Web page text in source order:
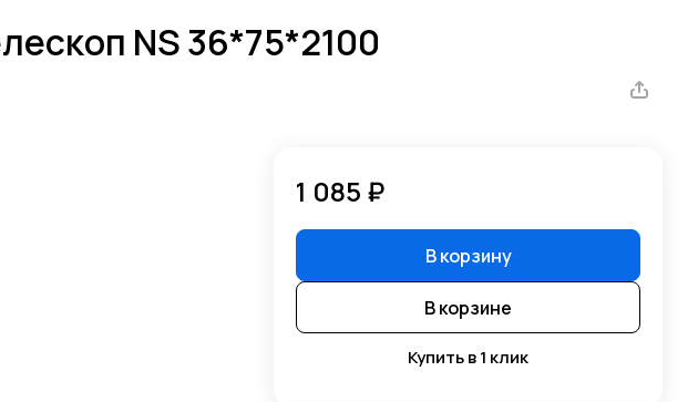
NS 36*75*2100
1 085 ₽
В корзину
В корзине
Купить в 1 клик